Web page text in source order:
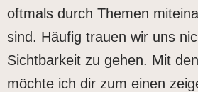
oftmals durch Themen
sind. Häufig trauen wir uns
Sichtbarkeit zu gehen. Mit
möchte ich dir zum einen